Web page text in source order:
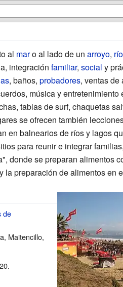
al maro al lado de un arroyo, río
integración familiar, social y
, baños, probadores, ventas de
música y entretenimiento
tablas de surf, chaquetas
se ofrecen también
en balnearios de ríos y lagos
para reunir e integrar
donde se preparan alimentos
preparación de alimentos en
de
Maitencillo,
.